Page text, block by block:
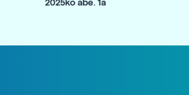
2025ko abe. 1a